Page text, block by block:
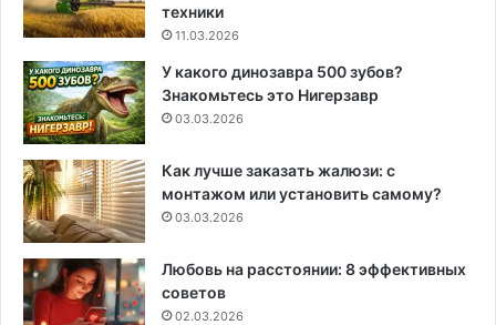
техники
11.03.2026
У какого динозавра 500 зубов?
Знакомьтесь это Нигерзавр
03.03.2026
Как лучше заказать жалюзи: с
монтажом или установить самому?
03.03.2026
Любовь на расстоянии: 8 эффективных
советов
02.03.2026